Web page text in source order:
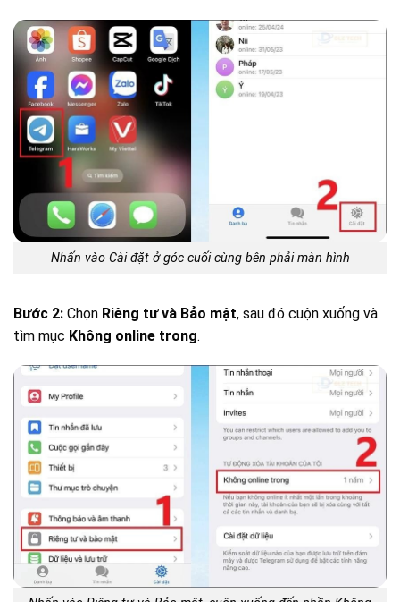
Nhấn vào Cài đặt ở góc cuối cùng bên phải màn hình
Bước 2: Chọn Riêng tư và Bảo mật, sau đó cuộn xuống và
tìm mục Không online trong.